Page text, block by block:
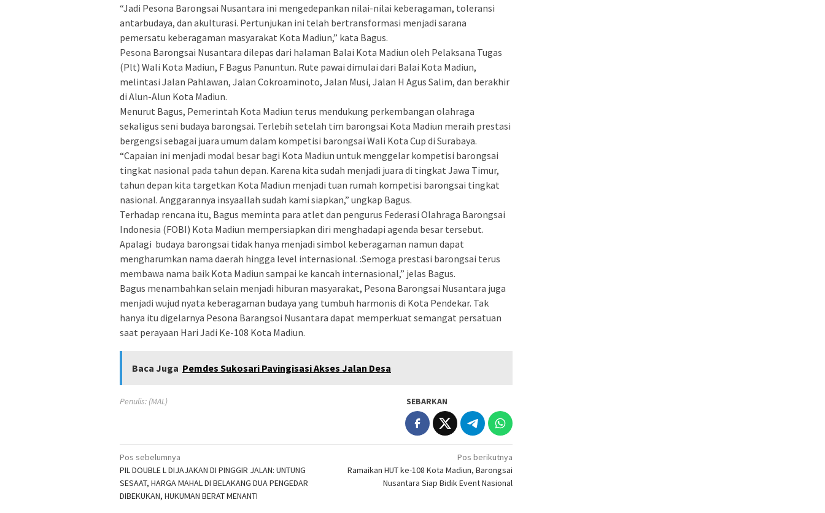
“Jadi Pesona Barongsai Nusantara ini mengedepankan nilai-nilai keberagaman, toleransi
antarbudaya, dan akulturasi. Pertunjukan ini telah bertransformasi menjadi sarana
pemersatu keberagaman masyarakat Kota Madiun,” kata Bagus.
Pesona Barongsai Nusantara dilepas dari halaman Balai Kota Madiun oleh Pelaksana Tugas
(Plt) Wali Kota Madiun, F Bagus Panuntun. Rute pawai dimulai dari Balai Kota Madiun,
melintasi Jalan Pahlawan, Jalan Cokroaminoto, Jalan Musi, Jalan H Agus Salim, dan berakhir
di Alun-Alun Kota Madiun.
Menurut Bagus, Pemerintah Kota Madiun terus mendukung perkembangan olahraga
sekaligus seni budaya barongsai. Terlebih setelah tim barongsai Kota Madiun meraih prestasi
bergengsi sebagai juara umum dalam kompetisi barongsai Wali Kota Cup di Surabaya.
“Capaian ini menjadi modal besar bagi Kota Madiun untuk menggelar kompetisi barongsai
tingkat nasional pada tahun depan. Karena kita sudah menjadi juara di tingkat Jawa Timur,
tahun depan kita targetkan Kota Madiun menjadi tuan rumah kompetisi barongsai tingkat
nasional. Anggarannya insyaallah sudah kami siapkan,” ungkap Bagus.
Terhadap rencana itu, Bagus meminta para atlet dan pengurus Federasi Olahraga Barongsai
Indonesia (FOBI) Kota Madiun mempersiapkan diri menghadapi agenda besar tersebut.
Apalagi budaya barongsai tidak hanya menjadi simbol keberagaman namun dapat
mengharumkan nama daerah hingga level internasional. :Semoga prestasi barongsai terus
membawa nama baik Kota Madiun sampai ke kancah internasional,” jelas Bagus.
Bagus menambahkan selain menjadi hiburan masyarakat, Pesona Barongsai Nusantara juga
menjadi wujud nyata keberagaman budaya yang tumbuh harmonis di Kota Pendekar. Tak
hanya itu digelarnya Pesona Barangsoi Nusantara dapat memperkuat semangat persatuan
saat perayaan Hari Jadi Ke-108 Kota Madiun.
Baca Juga Pemdes Sukosari Pavingisasi Akses Jalan Desa
Penulis: (MAL) SEBARKAN
Navigasi
pos
Pos sebelumnya
PIL DOUBLE L DIJAJAKAN DI PINGGIR JALAN: UNTUNG
SESAAT, HARGA MAHAL DI BELAKANG DUA PENGEDAR
DIBEKUKAN, HUKUMAN BERAT MENANTI
Pos berikutnya
Ramaikan HUT ke-108 Kota Madiun, Barongsai
Nusantara Siap Bidik Event Nasional